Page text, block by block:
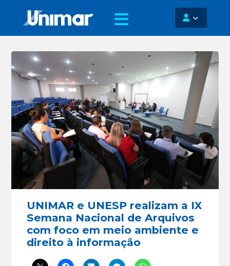
UNIMAR e UNESP realizam a IX
Semana Nacional de Arquivos
com foco em meio ambiente e
direito à informação